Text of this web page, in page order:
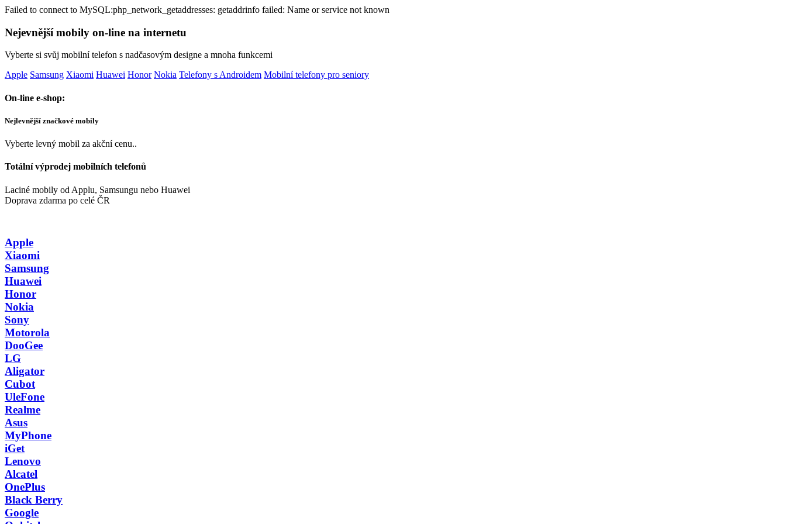
Failed to connect to MySQL:php_network_getaddresses: getaddrinfo failed: Name or service not known
Nejevnější mobily on-line na internetu
Vyberte si svůj mobilní telefon s nadčasovým designe a mnoha funkcemi
Apple Samsung Xiaomi Huawei Honor Nokia Telefony s Androidem Mobilní telefony pro seniory
On-line e-shop:
Nejlevnější značkové mobily
Vyberte levný mobil za akční cenu..
Totální výprodej mobilních telefonů
Laciné mobily od Applu, Samsungu nebo Huawei
Doprava zdarma po celé ČR
Apple
Xiaomi
Samsung
Huawei
Honor
Nokia
Sony
Motorola
DooGee
LG
Aligator
Cubot
UleFone
Realme
Asus
MyPhone
iGet
Lenovo
Alcatel
OnePlus
Black Berry
Google